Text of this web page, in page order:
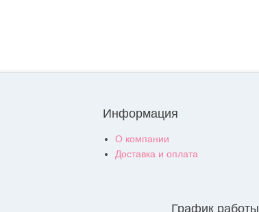
Информация
О компании
Доставка и оплата
График работы